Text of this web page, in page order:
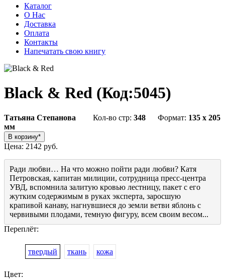
Каталог
О Нас
Доставка
Оплата
Контакты
Напечатать свою книгу
Black & Red (Код:5045)
Татьяна Степанова Кол-во стр: 348 Формат: 135 x 205
мм
Цена: 2142 руб.
Ради любви… На что можно пойти ради любви? Катя
Петровская, капитан милиции, сотрудница пресс-центра
УВД, вспомнила залитую кровью лестницу, пакет с его
жутким содержимым в руках эксперта, заросшую
крапивой канаву, нагнувшиеся до земли ветви яблонь с
червивыми плодами, темную фигуру, всем своим весом...
Переплёт:
твердый ткань кожа
Цвет: